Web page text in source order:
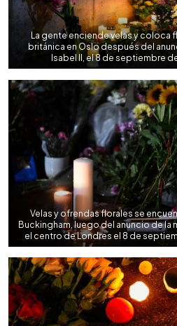
La gente enciende velas y coloca
británica en Oslo después del
Isabel II, el 8 de septiembre
Velas y ofrendas florales se
Buckingham, luego del anuncio de la
el centro de Londres el 8 de